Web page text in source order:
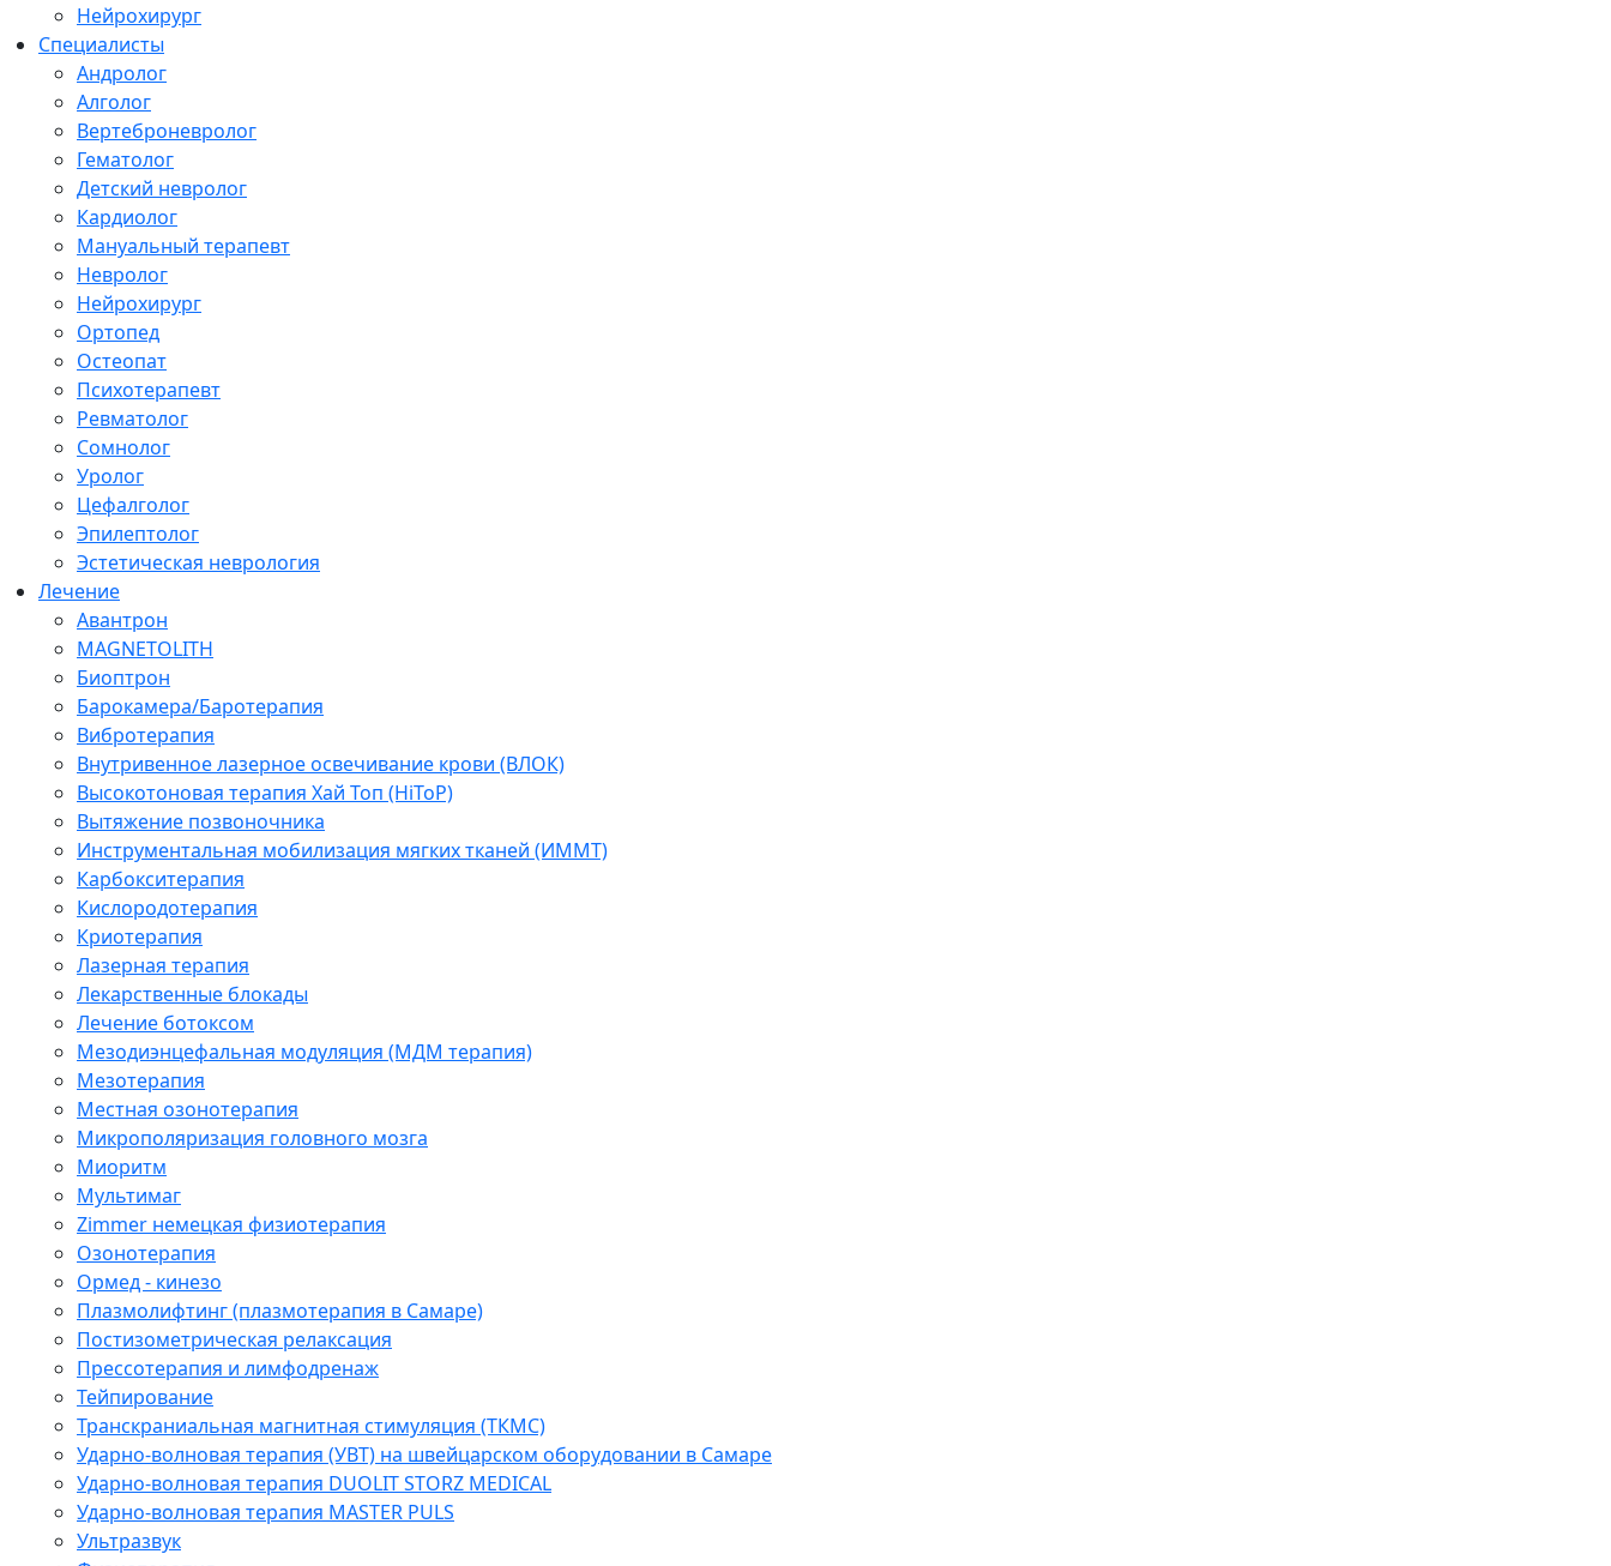
Нейрохирург
Специалисты
Андролог
Алголог
Вертеброневролог
Гематолог
Детский невролог
Кардиолог
Мануальный терапевт
Невролог
Нейрохирург
Ортопед
Остеопат
Психотерапевт
Ревматолог
Сомнолог
Уролог
Цефалголог
Эпилептолог
Эстетическая неврология
Лечение
Авантрон
MAGNETOLITH
Биоптрон
Барокамера/Баротерапия
Вибротерапия
Внутривенное лазерное освечивание крови (ВЛОК)
Высокотоновая терапия Хай Топ (HiToP)
Вытяжение позвоночника
Инструментальная мобилизация мягких тканей (ИММТ)
Карбокситерапия
Кислородотерапия
Криотерапия
Лазерная терапия
Лекарственные блокады
Лечение ботоксом
Мезодиэнцефальная модуляция (МДМ терапия)
Мезотерапия
Местная озонотерапия
Микрополяризация головного мозга
Миоритм
Мультимаг
Zimmer немецкая физиотерапия
Озонотерапия
Ормед - кинезо
Плазмолифтинг (плазмотерапия в Самаре)
Постизометрическая релаксация
Прессотерапия и лимфодренаж
Тейпирование
Транскраниальная магнитная стимуляция (ТКМС)
Ударно-волновая терапия (УВТ) на швейцарском оборудовании в Самаре
Ударно-волновая терапия DUOLIT STORZ MEDICAL
Ударно-волновая терапия MASTER PULS
Ультразвук